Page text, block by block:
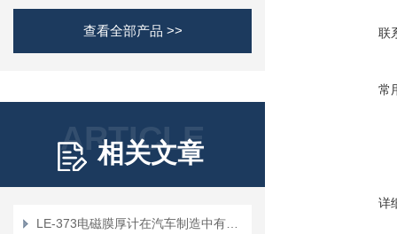
查看全部产品 >>
ARTICLE
相关文章
联
常
详